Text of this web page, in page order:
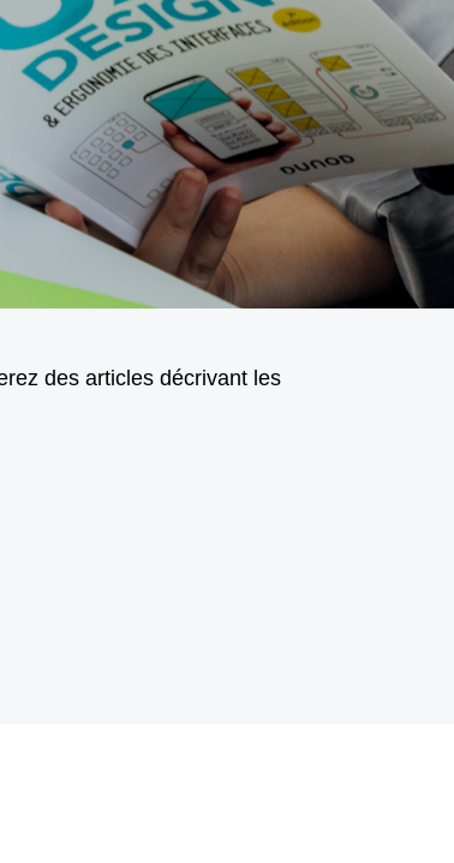
des articles décrivant les